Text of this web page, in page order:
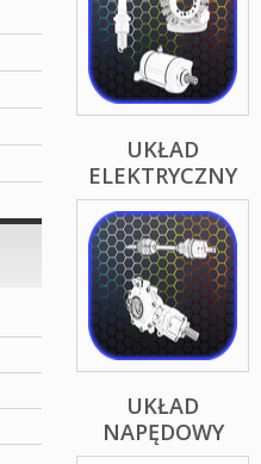
UKŁAD
ELEKTRYCZNY
UKŁAD
NAPĘDOWY